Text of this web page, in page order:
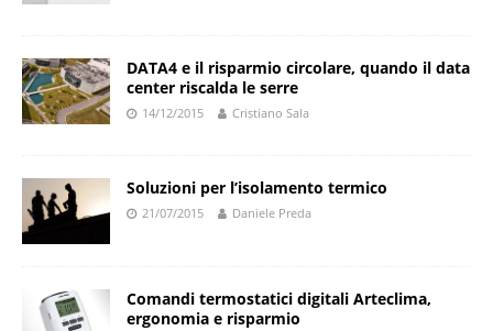
DATA4 e il risparmio circolare, quando il data
center riscalda le serre
14/12/2015 Cristiano Sala
Soluzioni per l’isolamento termico
21/07/2015 Daniele Preda
Comandi termostatici digitali Arteclima,
ergonomia e risparmio